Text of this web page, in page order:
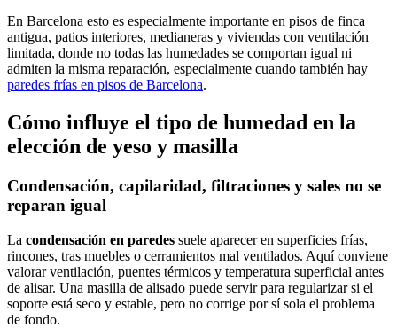
En Barcelona esto es especialmente importante en pisos de finca
antigua, patios interiores, medianeras y viviendas con ventilación
limitada, donde no todas las humedades se comportan igual ni
admiten la misma reparación, especialmente cuando también hay
paredes frías en pisos de Barcelona.
Cómo influye el tipo de humedad en la
elección de yeso y masilla
Condensación, capilaridad, filtraciones y sales no se
reparan igual
La condensación en paredes suele aparecer en superficies frías,
rincones, tras muebles o cerramientos mal ventilados. Aquí conviene
valorar ventilación, puentes térmicos y temperatura superficial antes
de alisar. Una masilla de alisado puede servir para regularizar si el
soporte está seco y estable, pero no corrige por sí sola el problema
de fondo.